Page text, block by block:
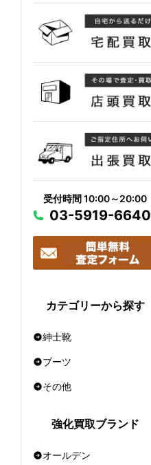
受付時間 10:00～20:00
03-5919-6640
カテゴリーから探す
紳士靴
ブーツ
その他
強化買取ブランド
オールデン